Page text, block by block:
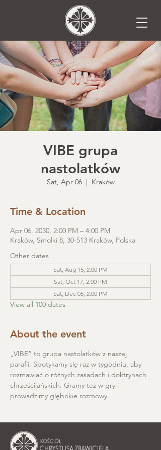
VIBE grupa
nastolatków
Sat, Apr 06
  |
Kraków
Time & Location
Apr 06, 2030, 2:00 PM – 4:00 PM
Kraków, Smolki 8, 30-513 Kraków, Polska
Other dates
Sat, Aug 15, 2:00 PM
Sat, Oct 17, 2:00 PM
Sat, Dec 05, 2:00 PM
View all 100 dates
About the event
„VIBE” to grupa nastolatków z naszej
parafii. Spotykamy się raz w tygodniu, aby
rozmawiać o różnych zasadach i doktrynach
chrześcijańskich. Gramy też w gry i
prowadzimy głębokie rozmowy.